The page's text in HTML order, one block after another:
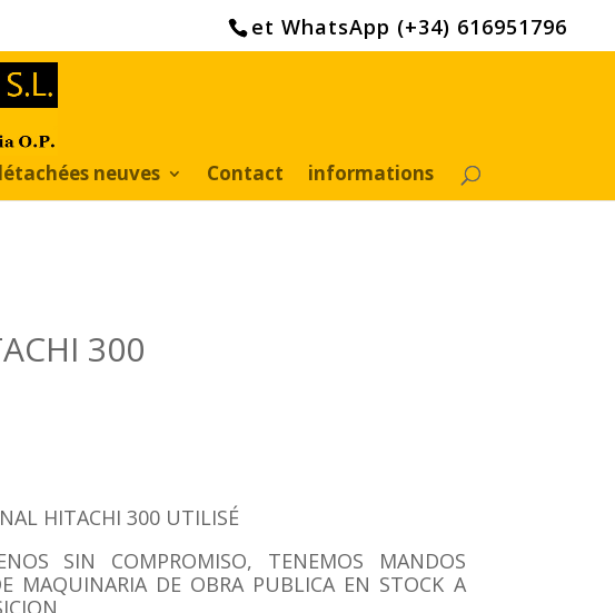
et WhatsApp (+34) 616951796
neuves Contact informations
300
HITACHI 300 UTILISÉ
SIN COMPROMISO, TENEMOS MANDOS
MAQUINARIA DE OBRA PUBLICA EN STOCK A